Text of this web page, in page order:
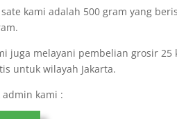
kami adalah 500 gram yang
juga melayani pembelian grosir
untuk wilayah Jakarta.
admin kami :